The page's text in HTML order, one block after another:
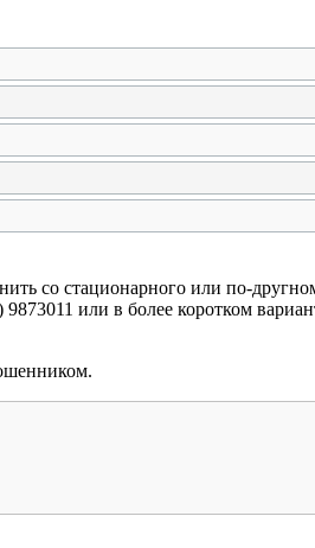
со стационарного или по-
или в более коротком